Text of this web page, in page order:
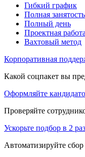
Гибкий график
Полная занятость
Полный день
Проектная работа
Вахтовый метод
Корпоративная
Какой соцпакет вы
Оформляйте
Проверяйте
Ускорьте подбор в 2
Автоматизируйте